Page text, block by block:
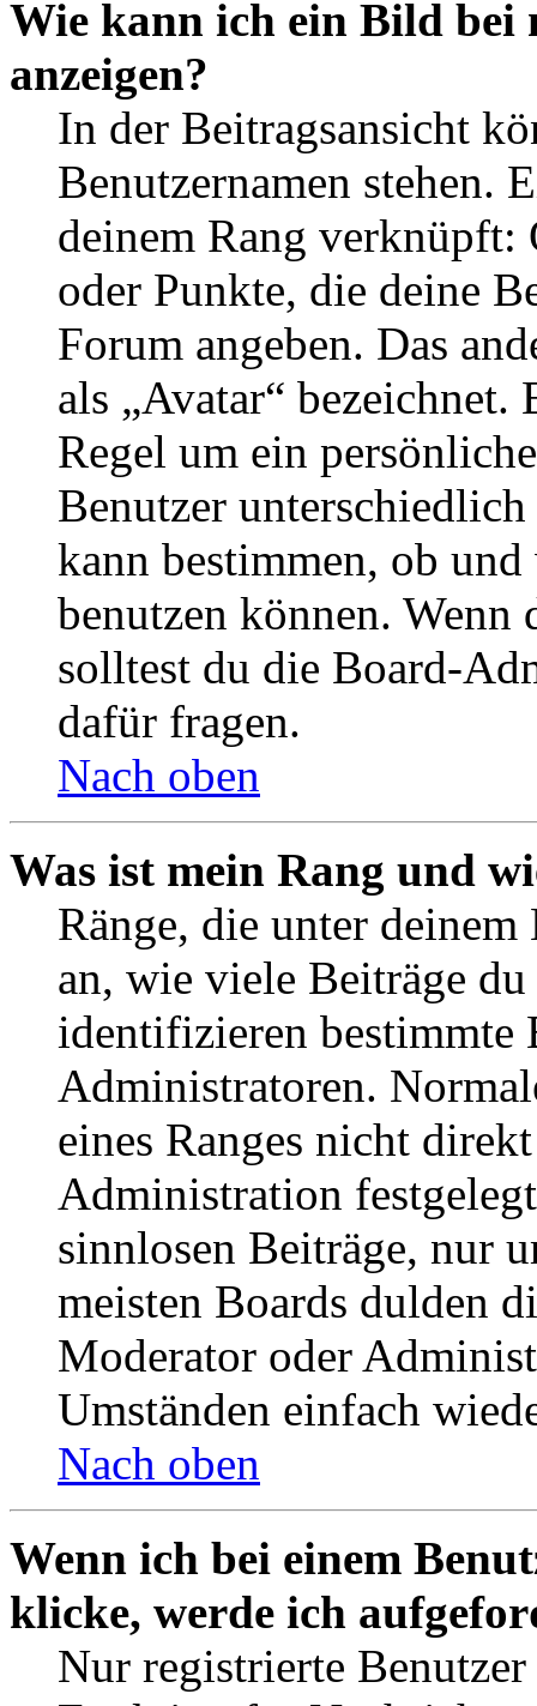
Wie kann ich ein Bild bei
anzeigen?
In der Beitragsansicht
Benutzernamen stehen.
deinem Rang verknüpft:
oder Punkte, die deine
Forum angeben. Das
als „Avatar“
Regel um ein
Benutzer
kann bestimmen, ob
benutzen können. Wenn
solltest du die Board-
dafür fragen.
Nach oben
Was ist mein Rang und
Ränge, die unter deinem
an, wie viele Beiträge
identifizieren bestimmte
Administratoren.
eines Ranges nicht
Administration
sinnlosen Beiträge, nur
meisten Boards dulden
Moderator oder
Umständen einfach
Nach oben
Wenn ich bei einem
klicke, werde ich
Nur registrierte